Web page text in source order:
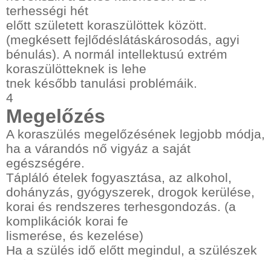
terhességi hét
előtt született koraszülöttek között.
(megkésett fejlődéslátáskárosodás, agyi
bénulás). A normál intellektusú extrém
koraszülötteknek is lehe
tnek később tanulási problémáik.
4
Megelőzés
A koraszülés megelőzésének legjobb módja,
ha a várandós nő vigyáz a saját
egészségére.
Tápláló ételek fogyasztása, az alkohol,
dohányzás, gyógyszerek, drogok kerülése,
korai és rendszeres terhesgondozás. (a
komplikációk korai fe
lismerése, és kezelése)
Ha a szülés idő előtt megindul, a szülészek